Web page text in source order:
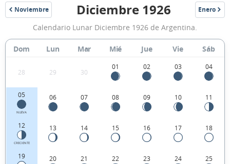
Noviembre
1926
Calendario
Lunar
Diciembre
1926
Argentina.
Diciembre 1926 Enero
1927
Calendario Lunar Diciembre 1926 de Argentina.
Dom Lun Mar Mié Jue Vie Sáb
28 29 30
01 02 03 04
05
NUEVA
06 07 08 09 10 11
12
CRECIENTE
13 14 15 16 17 18
19 20 21 22 23 24 25